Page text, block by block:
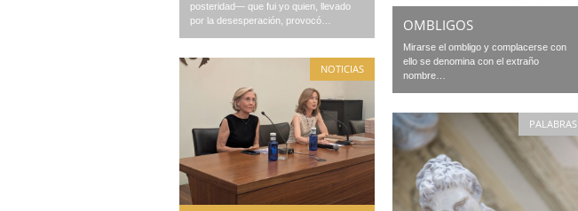
posteridad— que fui yo quien, llevado
por la desesperación, provocó…
OMBLIGOS
Mirarse el ombligo y complacerse con
ello se denomina con el extraño
nombre…
NOTICIAS
PALABRAS